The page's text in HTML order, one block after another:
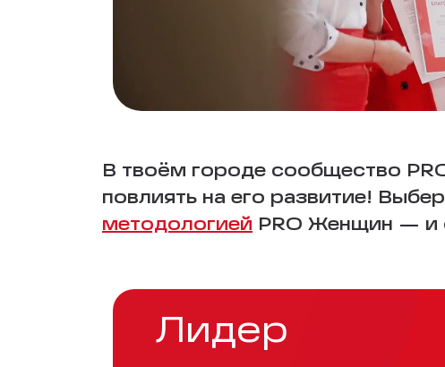
В твоём городе сообщество
повлиять на его развитие!
методологией PRO Женщин — и
Лидер